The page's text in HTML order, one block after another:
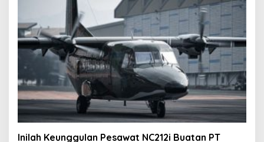
Inilah Keunggulan Pesawat NC212i Buatan PT